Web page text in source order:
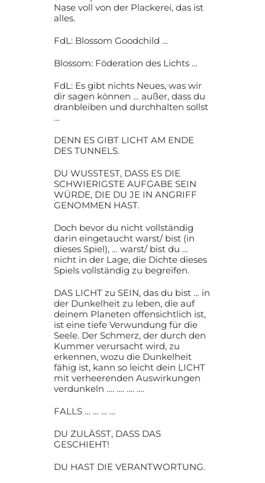
Nase voll von der Plackerei, das ist
alles.
FdL: Blossom Goodchild …
Blossom: Föderation des Lichts …
FdL: Es gibt nichts Neues, was wir
dir sagen können … außer, dass du
dranbleiben und durchhalten sollst
…
DENN ES GIBT LICHT AM ENDE
DES TUNNELS.
DU WUSSTEST, DASS ES DIE
SCHWIERIGSTE AUFGABE SEIN
WÜRDE, DIE DU JE IN ANGRIFF
GENOMMEN HAST.
Doch bevor du nicht vollständig
darin eingetaucht warst/ bist (in
dieses Spiel), … warst/ bist du …
nicht in der Lage, die Dichte dieses
Spiels vollständig zu begreifen.
DAS LICHT zu SEIN, das du bist … in
der Dunkelheit zu leben, die auf
deinem Planeten offensichtlich ist,
ist eine tiefe Verwundung für die
Seele. Der Schmerz, der durch den
Kummer verursacht wird, zu
erkennen, wozu die Dunkelheit
fähig ist, kann so leicht dein LICHT
mit verheerenden Auswirkungen
verdunkeln …. …. …. ….
FALLS … … … …
DU ZULÄSST, DASS DAS
GESCHIEHT!
DU HAST DIE VERANTWORTUNG.